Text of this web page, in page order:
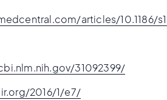
articles/10.1186/
31092399/
2016/1/e7/